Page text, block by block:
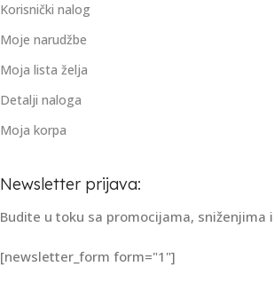
Korisnički nalog
Moje narudžbe
Moja lista želja
Detalji naloga
Moja korpa
Newsletter prijava:
Budite u toku sa promocijama, sniženjima
[newsletter_form form="1"]